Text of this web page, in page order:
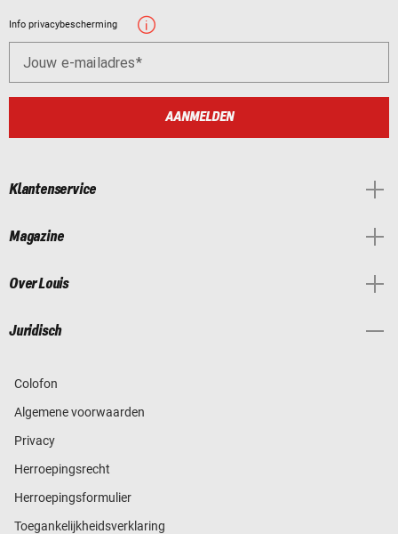
Info privacybescherming
Jouw e-mailadres
AANMELDEN
Klantenservice
Magazine
Over Louis
Juridisch
Colofon
Algemene voorwaarden
Privacy
Herroepingsrecht
Herroepingsformulier
Toegankelijkheidsverklaring